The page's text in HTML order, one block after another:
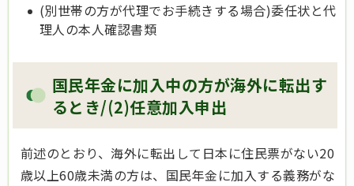
(別世帯の方が代理でお手続きする場合)委任状と代
理人の本人確認書類
国民年金に加入中の方が海外に転出す
るとき/(2)任意加入申出
前述のとおり、海外に転出して日本に住民票がない20
歳以上60歳未満の方は、国民年金に加入する義務がな